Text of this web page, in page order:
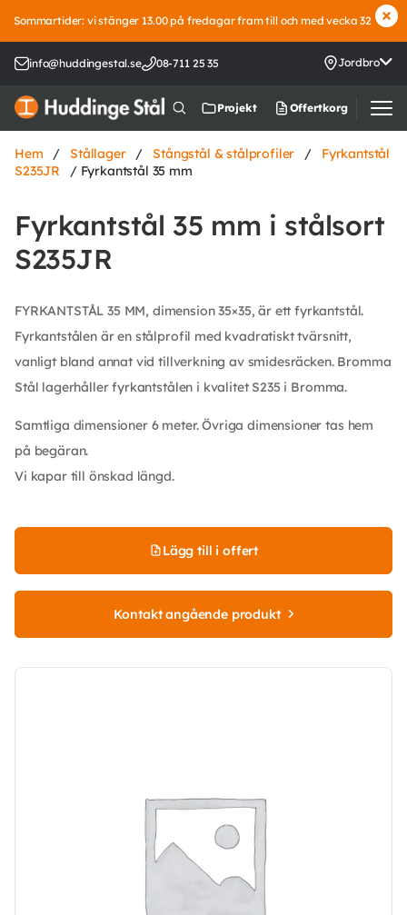
Sommartider: vi stänger 13.00 på fredagar fram till och med vecka 32
info@huddingestal.se 08-711 25 35 Jordbro
Projekt Offertkorg
Hem / Stållager / Stångstål & stålprofiler /
Fyrkantstål
S235JR
/ Fyrkantstål 35 mm
Fyrkantstål 35 mm i stålsort
S235JR
FYRKANTSTÅL 35 MM, dimension 35×35, är ett fyrkantstål.
Fyrkantstålen är en stålprofil med kvadratiskt tvärsnitt,
vanligt bland annat vid tillverkning av smidesräcken. Bromma
Stål lagerhåller fyrkantstålen i kvalitet S235 i Bromma.
Samtliga dimensioner 6 meter. Övriga dimensioner tas hem
på begäran.
Vi kapar till önskad längd.
Lägg till i offert
Kontakt angående produkt